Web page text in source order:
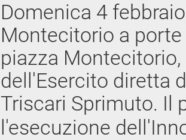
Domenica 4
Montecitorio a
piazza
dell'Esercito diretta
Triscari Sprimuto. Il
l'esecuzione